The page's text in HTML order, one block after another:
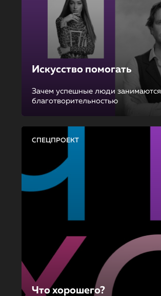
Искусство помогать
Зачем успешные люди занимаются
благотворительностью
СПЕЦПРОЕКТ
Что хорошего?